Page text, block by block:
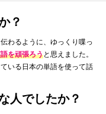
？
わるように、ゆっくり喋っ
を頑張ろうと思えました。
いる日本の単語を使って話
人でしたか？